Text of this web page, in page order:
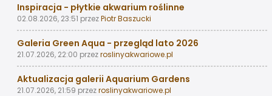
Inspiracja - płytkie akwarium roślinne
02.08.2026, 23:51 przezPiotr Baszucki
Galeria Green Aqua - przegląd lato 2026
21.07.2026, 22:00 przezroslinyakwariowe.pl
Aktualizacja galerii Aquarium Gardens
21.07.2026, 21:59 przezroslinyakwariowe.pl